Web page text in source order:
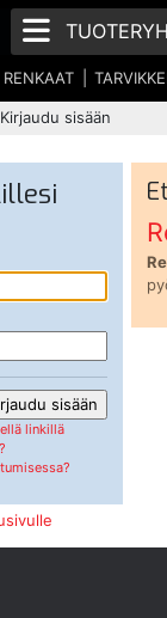
RENKAAT
Kirjaudu sisään
linkillä